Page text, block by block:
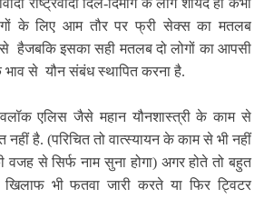
राष्ट्रवादी दिल-दिमाग के लोग शायद ही कभी
के लिए आम तौर पर फ्री सेक्स का मतलब
से हैजबकि इसका सही मतलब दो लोगों का आपसी
भाव से यौन संबंध स्थापित करना है.
एलिस जैसे महान यौनशास्त्री के काम से
नहीं है. (परिचित तो वात्स्यायन के काम से भी नहीं
वजह से सिर्फ नाम सुना होगा) अगर होते तो बहुत
भी फतवा जारी करते या फिर ट्विटर